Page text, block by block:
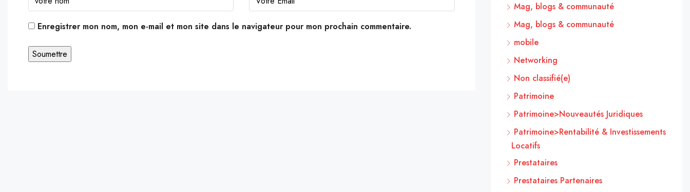
Enregistrer mon nom, mon e-mail et mon site dans le navigateur pour mon prochain commentaire.
Mag, blogs & communauté
Mag, blogs & communauté
mobile
Networking
Non classifié(e)
Patrimoine
Patrimoine>Nouveautés Juridiques
Patrimoine>Rentabilité & Investissements
Locatifs
Prestataires
Prestataires Partenaires